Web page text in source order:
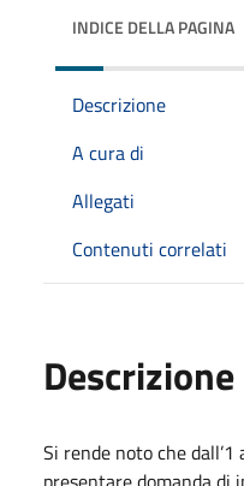
INDICE DELLA PAGINA
Descrizione
A cura di
Allegati
Contenuti correlati
Descrizione
Si rende noto che